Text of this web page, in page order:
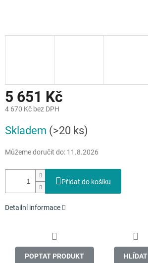
5 651 Kč
4 670 Kč bez DPH
cena:
Skladem (>20 ks)
Můžeme doručit do: 11.8.2026
Přidat do košíku
Detailní informace
POPTAT PRODUKT HLÍDAT